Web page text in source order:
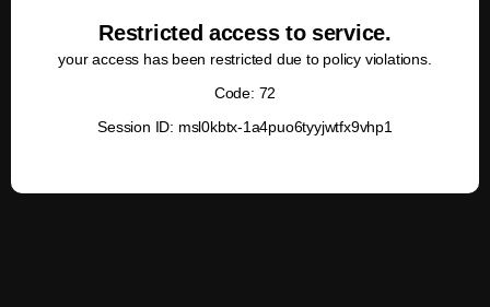
Restricted access to service.
your access has been restricted due to policy violations.
Code: 72
Session ID: msl0kbtx-1a4puo6tyyjwtfx9vhp1